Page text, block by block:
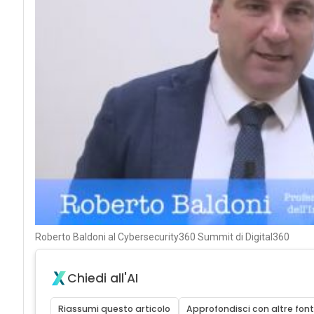
Roberto Baldoni al Cybersecurity360 Summit di Digital360
Chiedi all'AI
Riassumi questo articolo Approfondisci con altre